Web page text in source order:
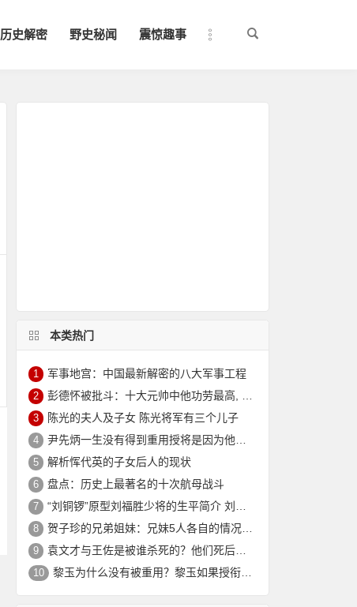
历史解密 野史秘闻 震惊趣事
本类热门
1 军事地宫：中国最新解密的八大军事工程
2 彭德怀被批斗：十大元帅中他功劳最高, 却被批斗最惨8年囚禁生活
3 陈光的夫人及子女 陈光将军有三个儿子
4 尹先炳一生没有得到重用授将是因为他个人方面有生活作风问题？
5 解析恽代英的子女后人的现状
6 盘点：历史上最著名的十次航母战斗
7 “刘铜锣”原型刘福胜少将的生平简介 刘福胜的老婆是谁？
8 贺子珍的兄弟姐妹：兄妹5人各自的情况介绍
9 袁文才与王佐是被谁杀死的？他们死后其后代情况如何？
10 黎玉为什么没有被重用？黎玉如果授衔会是什么军衔？